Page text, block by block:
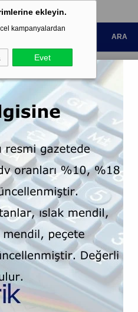
ekleyin.
kampanyalardan
Evet
Koku ve Hava
Sabunu 5 Lt
Süresi
: 6 Tahmini
₺370,63 ₺64,19
KDV Dahil ₺77,03